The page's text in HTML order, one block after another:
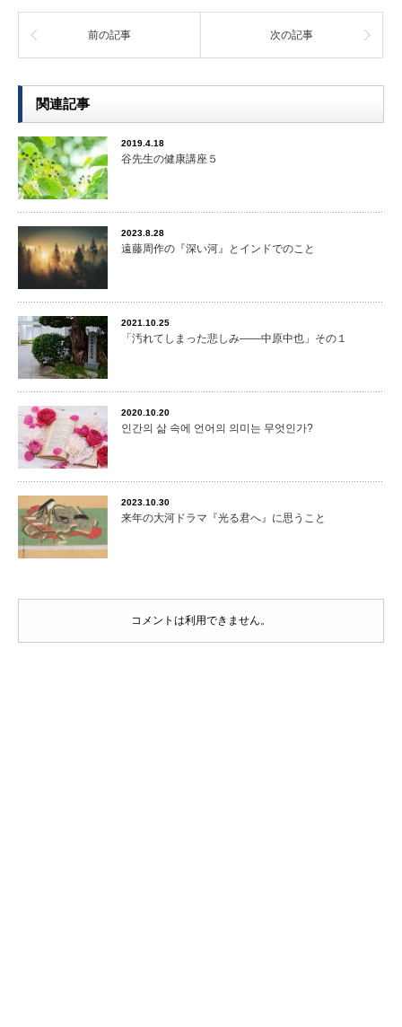
前の記事 次の記事
関連記事
2019.4.18
谷先生の健康講座５
2023.8.28
遠藤周作の『深い河』とインドでのこと
2021.10.25
「汚れてしまった悲しみ――中原中也」その１
2020.10.20
인간의 삶 속에 언어의 의미는 무엇인가?
2023.10.30
来年の大河ドラマ『光る君へ』に思うこと
コメントは利用できません。